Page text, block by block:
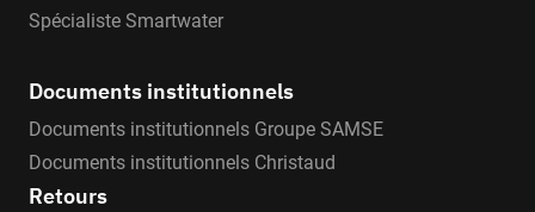
Spécialiste Smartwater
Documents institutionnels
Documents institutionnels Groupe SAMSE
Documents institutionnels Christaud
Retours